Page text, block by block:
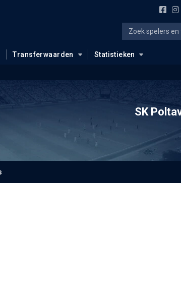
Transferwaarden Statistieken
SK